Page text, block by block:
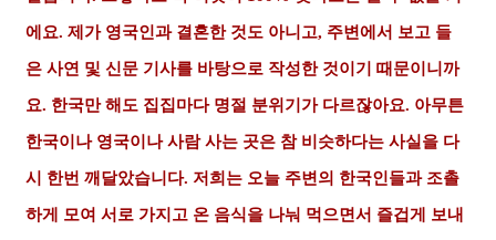
에요. 제가 영국인과 결혼한 것도 아니고, 주변에서 보고 들
은 사연 및 신문 기사를 바탕으로 작성한 것이기 때문이니까
요. 한국만 해도 집집마다 명절 분위기가 다르잖아요. 아무튼
한국이나 영국이나 사람 사는 곳은 참 비슷하다는 사실을 다
시 한번 깨달았습니다. 저희는 오늘 주변의 한국인들과 조촐
하게 모여 서로 가지고 온 음식을 나눠 먹으면서 즐겁게 보내